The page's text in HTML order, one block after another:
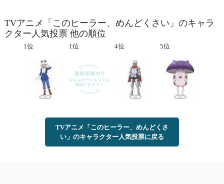
TVアニメ「このヒーラー、めんどくさい」のキャラ
クター人気投票 他の順位
1位 1位 4位 5位
TVアニメ「このヒーラー、めんどくさ
い」のキャラクター人気投票に戻る